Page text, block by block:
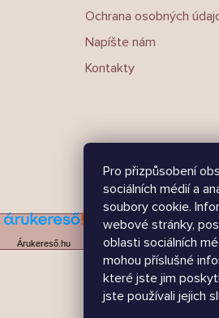
Pro přizpůsobení
sociálních médií a
soubory cookie.
webové stránky,
oblasti sociálních
mohou příslušné
které jste jim
jste používali jejich
Ochrana osobných
Napíšte nám
Kontakty
Árukereső.hu